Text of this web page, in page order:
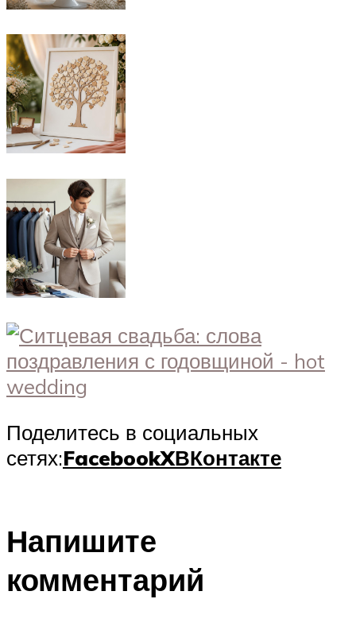
Поделитесь в социальных
сетях:FacebookXВКонтакте
Напишите
комментарий